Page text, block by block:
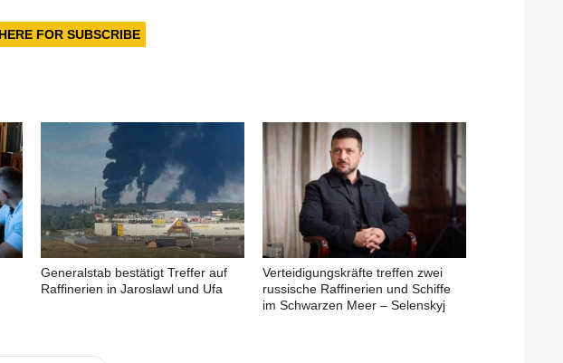
FOR SUBSCRIBE
Generalstab bestätigt Treffer auf
Raffinerien in Jaroslawl und Ufa
Verteidigungskräfte treffen zwei
russische Raffinerien und Schiffe
im Schwarzen Meer – Selenskyj